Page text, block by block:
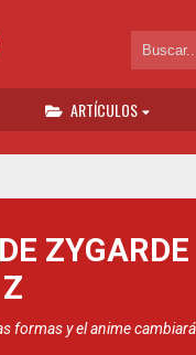
ARTÍCULOS
formas y el anime